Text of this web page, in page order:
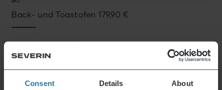
Consent Details About
Back- und Toastofen 179,90 €